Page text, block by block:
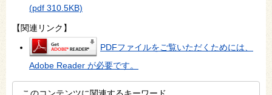
(pdf 310.5KB)
【関連リンク】
PDFファイルをご覧いただくためには、
Adobe Reader が必要です。